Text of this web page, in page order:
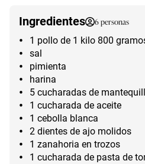
Ingredientes 6personas
1 pollo de 1 kilo 800
sal
pimienta
harina
5 cucharadas de
1 cucharada de aceite
1 cebolla blanca
2 dientes de ajo molidos
1 zanahoria en trozos
1 cucharada de pasta de